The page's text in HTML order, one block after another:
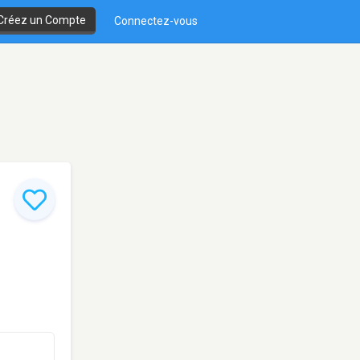
un Compte Connectez-vous